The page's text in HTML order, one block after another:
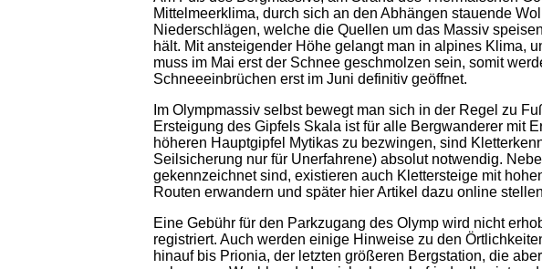
Mittelmeerklima, durch sich an den Abhängen stauende
Niederschlägen, welche die Quellen um das Massiv
hält. Mit ansteigender Höhe gelangt man in alpines Klima,
muss im Mai erst der Schnee geschmolzen sein, somit
Schneeeinbrüchen erst im Juni definitiv geöffnet.
Im Olympmassiv selbst bewegt man sich in der Regel zu
Ersteigung des Gipfels Skala ist für alle Bergwanderer mit
höheren Hauptgipfel Mytikas zu bezwingen, sind
Seilsicherung nur für Unerfahrene) absolut notwendig.
gekennzeichnet sind, existieren auch Klettersteige mit
Routen erwandern und später hier Artikel dazu online
Eine Gebühr für den Parkzugang des Olymp wird nicht
registriert. Auch werden einige Hinweise zu den
hinauf bis Prionia, der letzten größeren Bergstation, die